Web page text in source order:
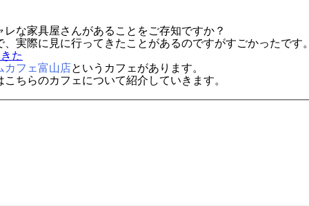
な家具屋さんがあることをご存知ですか？
実際に見に行ってきたことがあるのですがすごかったです。
た
カフェ富山店というカフェがあります。
ちらのカフェについて紹介していきます。